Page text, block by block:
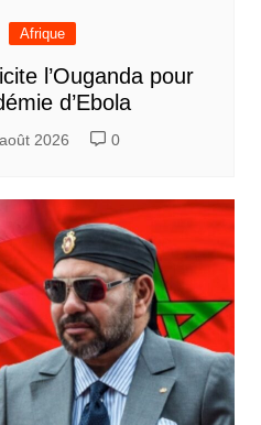
Afrique
l’Ouganda pour
d’Ebola
2026 0